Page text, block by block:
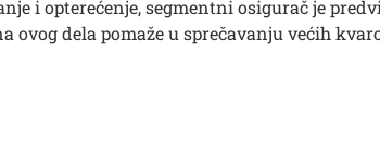
i opterećenje, segmentni osigurač je
dela pomaže u sprečavanju većih